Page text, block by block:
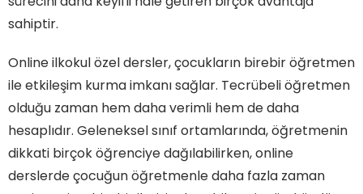
sahiptir.
Online ilkokul özel dersler, çocukların birebir öğretmen
ile etkileşim kurma imkanı sağlar. Tecrübeli öğretmen
olduğu zaman hem daha verimli hem de daha
hesaplıdır. Geleneksel sınıf ortamlarında, öğretmenin
dikkati birçok öğrenciye dağılabilirken, online
derslerde çocuğun öğretmenle daha fazla zaman